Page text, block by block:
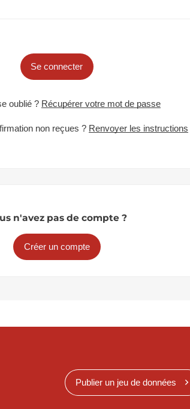
Se connecter
oublié ? Récupérer votre mot de passe
non reçues ? Renvoyer les instructions
n'avez pas de compte ?
Créer un compte
Publier un jeu de données